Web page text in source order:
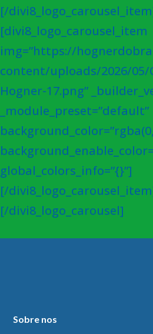
[/
[divi8_logo_carousel_item
img=”https://
content/uploads/2026/05/
Hogner-17.png”
_module_preset=”default”
global_colors_info=”{}”]
[/
[/divi8_logo_carousel]
Sobre nos